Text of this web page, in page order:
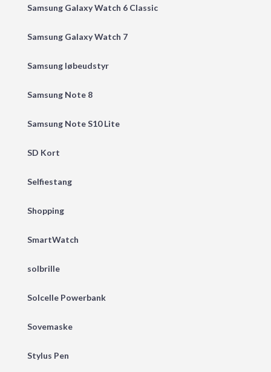
Samsung Galaxy Watch 6 Classic
Samsung Galaxy Watch 7
Samsung løbeudstyr
Samsung Note 8
Samsung Note S10 Lite
SD Kort
Selfiestang
Shopping
SmartWatch
solbrille
Solcelle Powerbank
Sovemaske
Stylus Pen